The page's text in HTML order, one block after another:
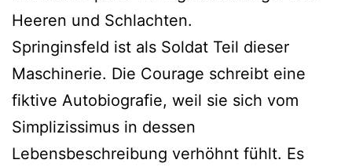
Heeren und Schlachten.
Springinsfeld ist als Soldat Teil dieser
Maschinerie. Die Courage schreibt eine
fiktive Autobiografie, weil sie sich vom
Simplizissimus in dessen
Lebensbeschreibung verhöhnt fühlt. Es